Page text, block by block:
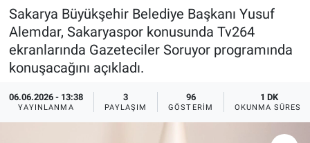
Sakarya Büyükşehir Belediye Başkanı Yusuf
Alemdar, Sakaryaspor konusunda Tv264
ekranlarında Gazeteciler Soruyor programında
konuşacağını açıkladı.
06.06.2026 - 13:38
YAYINLANMA
3
PAYLAŞIM
96
GÖSTERIM
1 DK
OKUNMA SÜRESI